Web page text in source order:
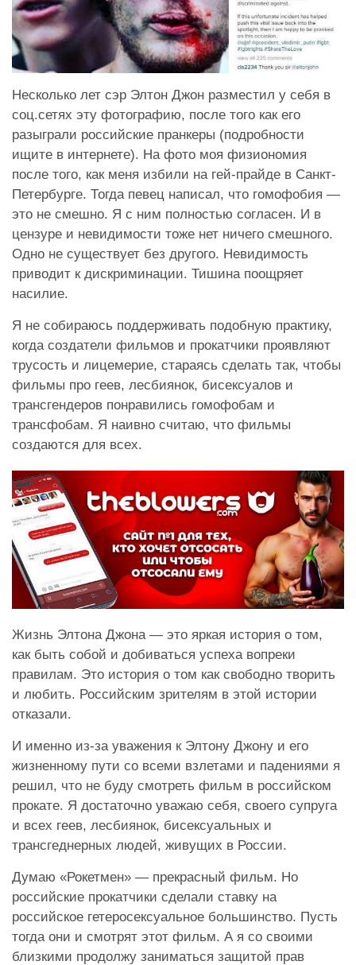
Несколько лет сэр Элтон Джон разместил у себя в
соц.сетях эту фотографию, после того как его
разыграли российские пранкеры (подробности
ищите в интернете). На фото моя физиономия
после того, как меня избили на гей-прайде в Санкт-
Петербурге. Тогда певец написал, что гомофобия —
это не смешно. Я с ним полностью согласен. И в
цензуре и невидимости тоже нет ничего смешного.
Одно не существует без другого. Невидимость
приводит к дискриминации. Тишина поощряет
насилие.
Я не собираюсь поддерживать подобную практику,
когда создатели фильмов и прокатчики проявляют
трусость и лицемерие, стараясь сделать так, чтобы
фильмы про геев, лесбиянок, бисексуалов и
трансгендеров понравились гомофобам и
трансфобам. Я наивно считаю, что фильмы
создаются для всех.
Жизнь Элтона Джона — это яркая история о том,
как быть собой и добиваться успеха вопреки
правилам. Это история о том как свободно творить
и любить. Российским зрителям в этой истории
отказали.
И именно из-за уважения к Элтону Джону и его
жизненному пути со всеми взлетами и падениями я
решил, что не буду смотреть фильм в российском
прокате. Я достаточно уважаю себя, своего супруга
и всех геев, лесбиянок, бисексуальных и
трансгеднерных людей, живущих в России.
Думаю «Рокетмен» — прекрасный фильм. Но
российские прокатчики сделали ставку на
российское гетеросексуальное большинство. Пусть
тогда они и смотрят этот фильм. А я со своими
близкими продолжу заниматься защитой прав